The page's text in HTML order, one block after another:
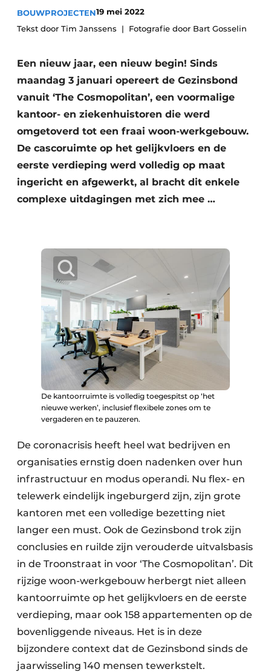
Vacature aanmelden
Vacatures
Aanmelden
Bedrijven
Bedrijven
Contact
Akoestiek
Beton & Staalbouw
Brandveiligheid
BIM
Evenementen
Dak & Gevel
Houtbouw
Interieurarchitectuur
Keukens
Renovatie
Software
Toegangscontrole
Veiligheid & Opleiding
Zonwering
BOUWPROJECTEN19 mei 2022
Tekst door Tim Janssens
Fotografie door Bart Gosselin
Een nieuw jaar, een nieuw begin! Sinds
maandag 3 januari opereert de Gezinsbond
vanuit ‘The Cosmopolitan’, een voormalige
kantoor- en ziekenhuistoren die werd
omgetoverd tot een fraai woon-werkgebouw.
De cascoruimte op het gelijkvloers en de
eerste verdieping werd volledig op maat
ingericht en afgewerkt, al bracht dit enkele
complexe uitdagingen met zich mee …
De kantoorruimte is volledig toegespitst op ‘het
nieuwe werken’, inclusief flexibele zones om te
vergaderen en te pauzeren.
De coronacrisis heeft heel wat bedrijven en
organisaties ernstig doen nadenken over hun
infrastructuur en modus operandi. Nu flex- en
telewerk eindelijk ingeburgerd zijn, zijn grote
kantoren met een volledige bezetting niet
langer een must. Ook de Gezinsbond trok zijn
conclusies en ruilde zijn verouderde uitvalsbasis
in de Troonstraat in voor ‘The Cosmopolitan’. Dit
rijzige woon-werkgebouw herbergt niet alleen
kantoorruimte op het gelijkvloers en de eerste
verdieping, maar ook 158 appartementen op de
bovenliggende niveaus. Het is in deze
bijzondere context dat de Gezinsbond sinds de
jaarwisseling 140 mensen tewerkstelt.